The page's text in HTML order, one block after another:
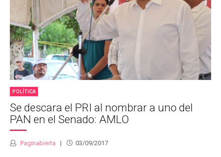
POLÍTICA
Se descara el PRI al nombrar a uno del
PAN en el Senado: AMLO
Paginabierta 03/09/2017